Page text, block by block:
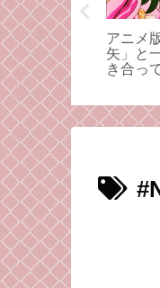
第519話
ダーの火炎
感想・バ
方がバカの
アニメ
矢」と
き合っ